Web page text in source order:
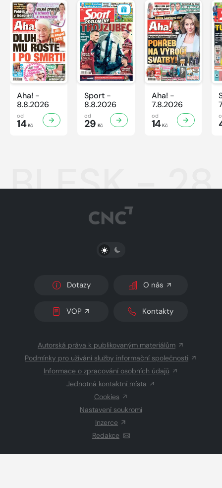
Aha! -
8.8.2026
od
14Kč
Sport -
8.8.2026
od
29 Kč
Aha! -
7.8.2026
od
14Kč
BLESK -
PŘEPNOUT SVĚTLÝ/TMAVÝ REŽIM
Dotazy O nás
VOP Kontakty
Autorská práva k publikovaným materiálům
Podmínky pro užívání služby informační společnosti
Informace o zpracování osobních údajů
Jednotná kontaktní místa
Cookies
Nastavení soukromí
Inzerce
Redakce